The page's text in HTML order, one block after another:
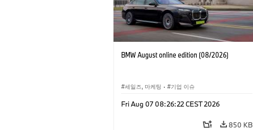
BMW August online edition (08/2026)
세일즈, 마케팅 · 기업 이슈
Fri Aug 07 08:26:22 CEST 2026
850 KB